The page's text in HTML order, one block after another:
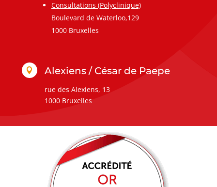
Consultations (Polyclinique)
Boulevard de Waterloo,129
1000 Bruxelles
 Alexiens / César de Paepe
rue des Alexiens, 13
1000 Bruxelles